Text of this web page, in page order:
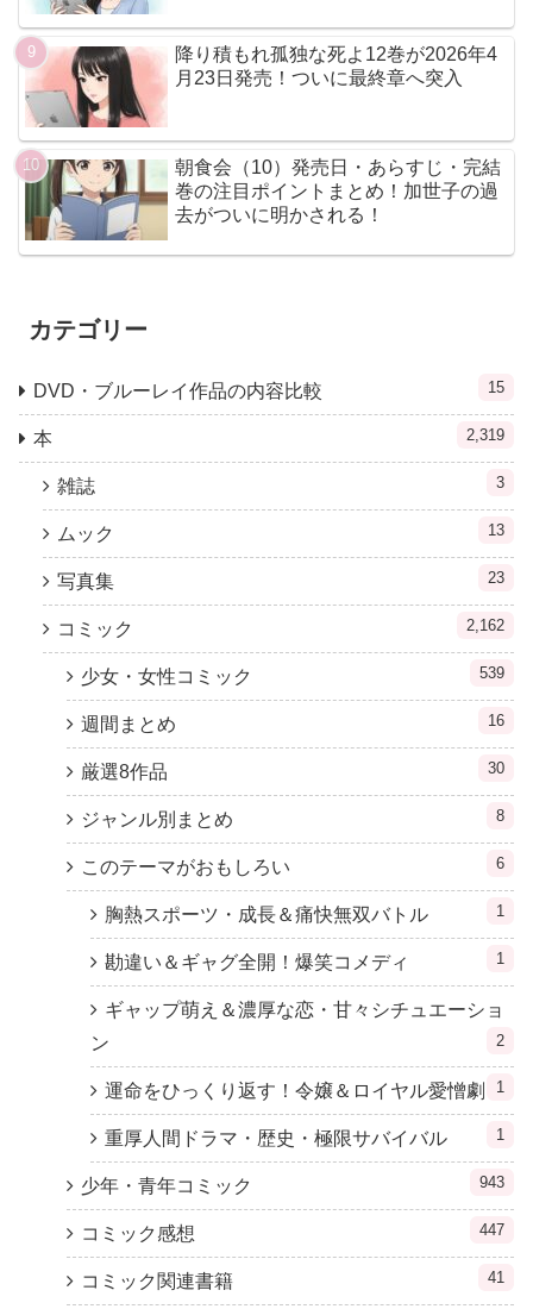
降り積もれ孤独な死よ12巻が2026年4
月23日発売！ついに最終章へ突入
朝食会（10）発売日・あらすじ・完結
巻の注目ポイントまとめ！加世子の過
去がついに明かされる！
カテゴリー
DVD・ブルーレイ作品の内容比較 15
本 2,319
雑誌 3
ムック 13
写真集 23
コミック 2,162
少女・女性コミック 539
週間まとめ 16
厳選8作品 30
ジャンル別まとめ 8
このテーマがおもしろい 6
胸熱スポーツ・成長＆痛快無双バトル 1
勘違い＆ギャグ全開！爆笑コメディ 1
ギャップ萌え＆濃厚な恋・甘々シチュエーショ
ン
2
運命をひっくり返す！令嬢＆ロイヤル愛憎劇 1
重厚人間ドラマ・歴史・極限サバイバル 1
少年・青年コミック 943
コミック感想 447
コミック関連書籍 41